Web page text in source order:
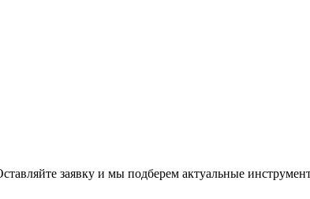
заявку и мы подберем актуальные